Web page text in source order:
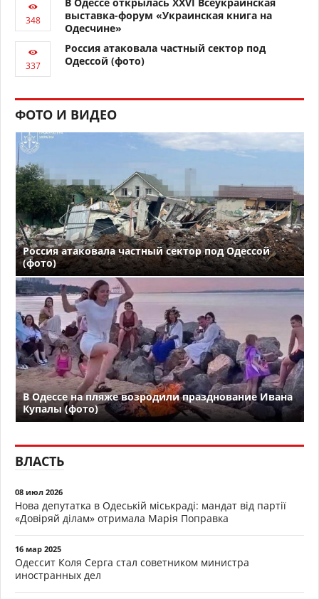
выставка-форум «Украинская книга на
Одесчине»
Россия атаковала частный сектор под
Одессой (фото)
ФОТО И ВИДЕО
Россия атаковала частный сектор под Одессой
(фото)
В Одессе на пляже возродили празднование Ивана
Купалы (фото)
ВЛАСТЬ
08 июл 2026
Нова депутатка в Одеській міськраді: мандат від партії
«Довіряй ділам» отримала Марія Поправка
16 мар 2025
Одессит Коля Серга стал советником министра
иностранных дел